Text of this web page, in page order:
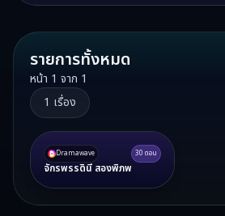
รายการทั้งหมด
หน้า 1 จาก 1
1 เรื่อง
Dramawave 30 ตอน
จักรพรรดินี สองพิภพ